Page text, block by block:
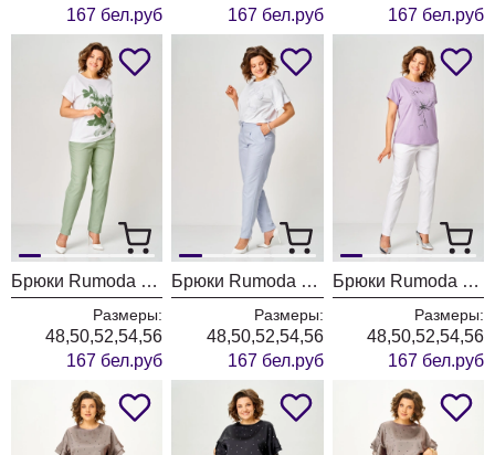
167 бел.руб
167 бел.руб
167 бел.руб
Брюки Rumoda 2296 фисташковый
Размеры:
48,50,52,54,56
167 бел.руб
Брюки Rumoda 2296 голубой
Размеры:
48,50,52,54,56
167 бел.руб
Брюки Rumoda 2296 белый
Размеры:
48,50,52,54,56
167 бел.руб